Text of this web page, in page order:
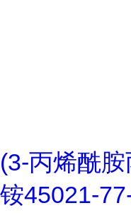
(3-丙烯酰
铵45021-